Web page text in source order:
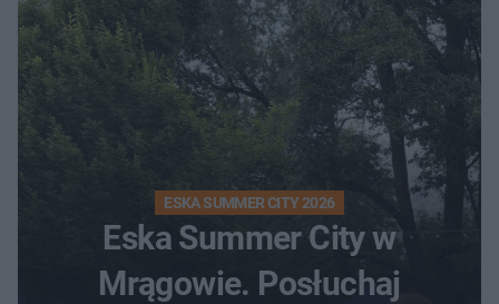
ESKA SUMMER CITY 2026
Eska Summer City w
Mrągowie. Posłuchaj